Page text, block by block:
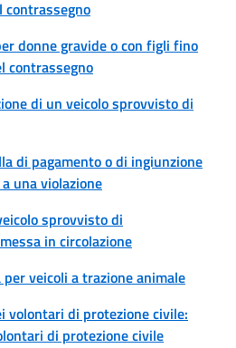
contrassegno
donne gravide o con figli fino
contrassegno
di un veicolo sprovvisto di
di pagamento o di ingiunzione
una violazione
sprovvisto di
in circolazione
veicoli a trazione animale
volontari di protezione civile:
di protezione civile